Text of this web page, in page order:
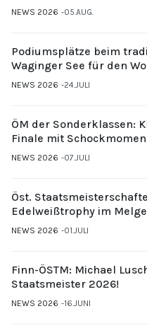
NEWS 2026 05.AUG.
Podiumsplätze beim
Waginger See für den
NEWS 2026 24.JULI
ÖM der Sonderklassen:
Finale mit
NEWS 2026 07.JULI
Öst.
Edelweißtrophy im
NEWS 2026 01.JULI
Finn-ÖSTM: Michael
Staatsmeister 2026!
NEWS 2026 16.JUNI